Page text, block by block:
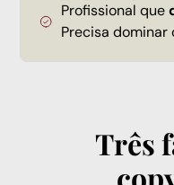
Profissional que
Precisa dominar
Três